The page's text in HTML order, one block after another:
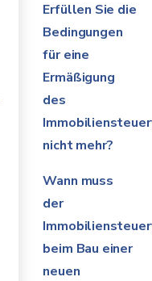
Erfüllen Sie die
Bedingungen
für eine
Ermäßigung
des
nicht mehr?
Wann muss
der
beim Bau einer
neuen